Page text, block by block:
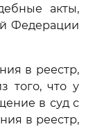
акты,
Федерации
в реестр,
того, что у
в суд с
в реестр,